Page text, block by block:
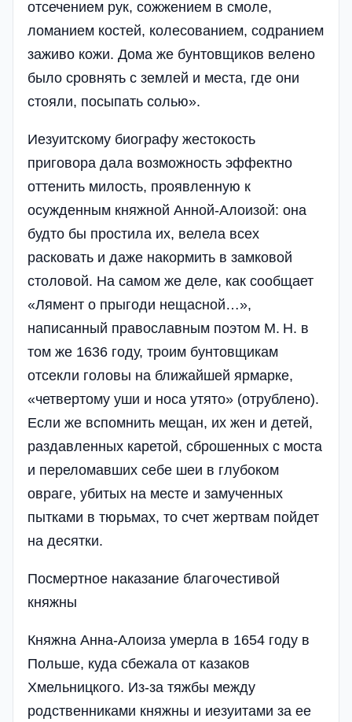
отсечением рук, сожжением в смоле,
ломанием костей, колесованием, содранием
заживо кожи. Дома же бунтовщиков велено
было сровнять с землей и места, где они
стояли, посыпать солью».
Иезуитскому биографу жестокость
приговора дала возможность эффектно
оттенить милость, проявленную к
осужденным княжной Анной-Алоизой: она
будто бы простила их, велела всех
расковать и даже накормить в замковой
столовой. На самом же деле, как сообщает
«Лямент о прыгоди нещасной…»,
написанный православным поэтом М. Н. в
том же 1636 году, троим бунтовщикам
отсекли головы на ближайшей ярмарке,
«четвертому уши и носа утято» (отрублено).
Если же вспомнить мещан, их жен и детей,
раздавленных каретой, сброшенных с моста
и переломавших себе шеи в глубоком
овраге, убитых на месте и замученных
пытками в тюрьмах, то счет жертвам пойдет
на десятки.
Посмертное наказание благочестивой
княжны
Княжна Анна-Алоиза умерла в 1654 году в
Польше, куда сбежала от казаков
Хмельницкого. Из-за тяжбы между
родственниками княжны и иезуитами за ее